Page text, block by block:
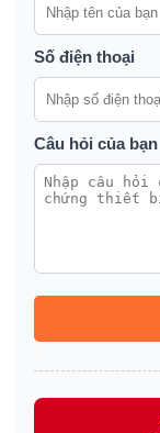
Số điện thoại
Câu hỏi của bạn